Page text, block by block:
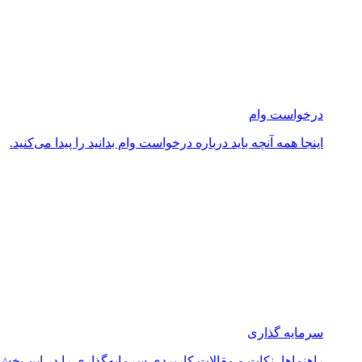
درخواست وام
اینجا همه آنچه باید درباره درخواست وام بدانید را پیدا می‌کنید.
سرمایه گذاری